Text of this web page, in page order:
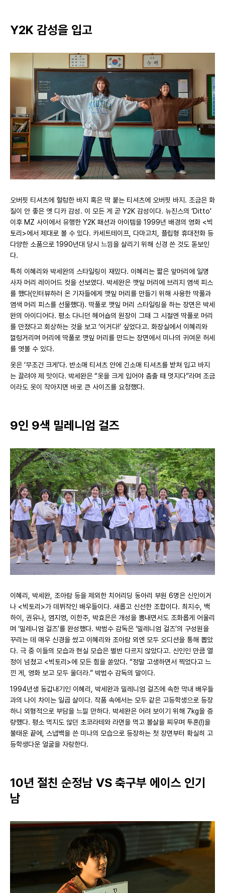
Y2K 감성을 입고
오버핏 티셔츠에 헐렁한 바지 혹은 딱 붙는 티셔츠에 오버핏 바지. 조금은 화
질이 안 좋은 옛 디카 감성. 이 모든 게 곧 Y2K 감성이다. 뉴진스의 ‘Ditto’
이후 MZ 사이에서 유행한 Y2K 패션과 아이템을 1999년 배경의 영화 <빅
토리>에서 제대로 볼 수 있다. 카세트테이프, 다마고치, 플립형 휴대전화 등
다양한 소품으로 1990년대 당시 느낌을 살리기 위해 신경 쓴 것도 돋보인
다.
특히 이혜리와 박세완의 스타일링이 재밌다. 이혜리는 짧은 앞머리에 일명
사자 머리 레이어드 컷을 선보였다. 박세완은 깻잎 머리에 브리지 염색 피스
를 했다(인터뷰하러 온 기자들에게 깻잎 머리를 만들기 위해 사용한 딱풀과
염색 머리 피스를 선물했다). 딱풀로 깻잎 머리 스타일링을 하는 장면은 박세
완의 아이디어다. 평소 다니던 헤어숍의 원장이 그때 그 시절엔 딱풀로 머리
를 만졌다고 회상하는 것을 보고 ‘이거다!’ 싶었다고. 화장실에서 이혜리와
껄렁거리며 머리에 딱풀로 깻잎 머리를 만드는 장면에서 미나의 귀여운 허세
를 엿볼 수 있다.
옷은 ‘무조건 크게’다. 반소매 티셔츠 안에 긴소매 티셔츠를 받쳐 입고 바지
는 끌려야 제 맛이다. 박세완은 “옷을 크게 입어야 춤출 때 멋지다”라며 조금
이라도 옷이 작아지면 바로 큰 사이즈를 요청했다.
9인 9색 밀레니엄 걸즈
이혜리, 박세완, 조아람 등을 제외한 치어리딩 동아리 부원 6명은 신인이거
나 <빅토리>가 데뷔작인 배우들이다. 새롭고 신선한 조합이다. 최지수, 백
하이, 권유나, 염지영, 이한주, 박효은은 개성을 뽐내면서도 조화롭게 어울리
며 ‘밀레니엄 걸즈’를 완성했다. 박범수 감독은 ‘밀레니엄 걸즈’의 구성원을
꾸리는 데 매우 신경을 썼고 이혜리와 조아람 외엔 모두 오디션을 통해 뽑았
다. 극 중 이들의 모습과 현실 모습은 별반 다르지 않았다고. 신인인 만큼 열
정이 넘쳤고 <빅토리>에 모든 힘을 쏟았다. “정말 고생하면서 찍었다고 느
낀 게, 영화 보고 모두 울더라.” 박범수 감독의 말이다.
1994년생 동갑내기인 이혜리, 박세완과 밀레니엄 걸즈에 속한 막내 배우들
과의 나이 차이는 일곱 살이다. 작품 속에서는 모두 같은 고등학생으로 등장
하니 외형적으로 부담을 느낄 만하다. 박세완은 어려 보이기 위해 7kg을 증
량했다. 평소 먹지도 않던 초코라테와 라면을 먹고 볼살을 찌우며 투혼(!)을
불태운 끝에, 스냅백을 쓴 미나의 모습으로 등장하는 첫 장면부터 확실히 고
등학생다운 얼굴을 자랑한다.
10년 절친 순정남 VS 축구부 에이스 인기
남